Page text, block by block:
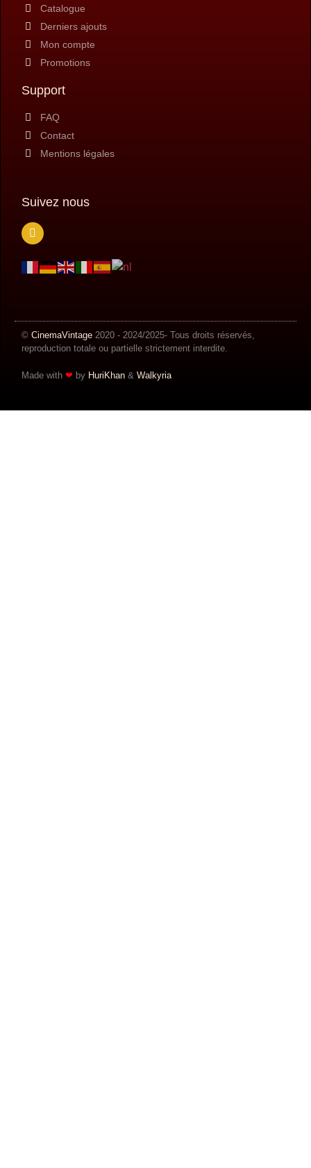
Catalogue
Derniers ajouts
Mon compte
Promotions
Support
FAQ
Contact
Mentions légales
Suivez nous
© CinemaVintage 2020 - 2024/2025- Tous droits réservés,
reproduction totale ou partielle strictement interdite.
Made with ❤ by HuriKhan ​​ & Walkyria